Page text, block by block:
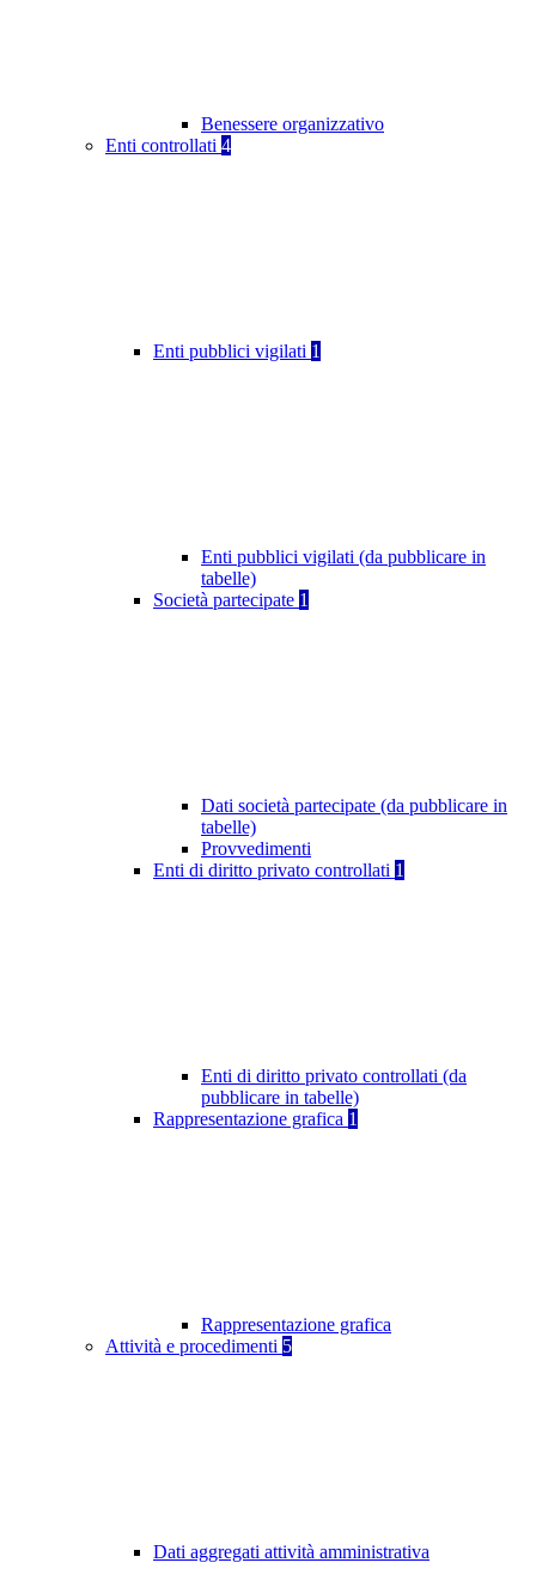
Benessere organizzativo
Enti controllati 4
Enti pubblici vigilati 1
Enti pubblici vigilati (da pubblicare in
tabelle)
Società partecipate 1
Dati società partecipate (da pubblicare in
tabelle)
Provvedimenti
Enti di diritto privato controllati 1
Enti di diritto privato controllati (da
pubblicare in tabelle)
Rappresentazione grafica 1
Rappresentazione grafica
Attività e procedimenti 5
Dati aggregati attività amministrativa